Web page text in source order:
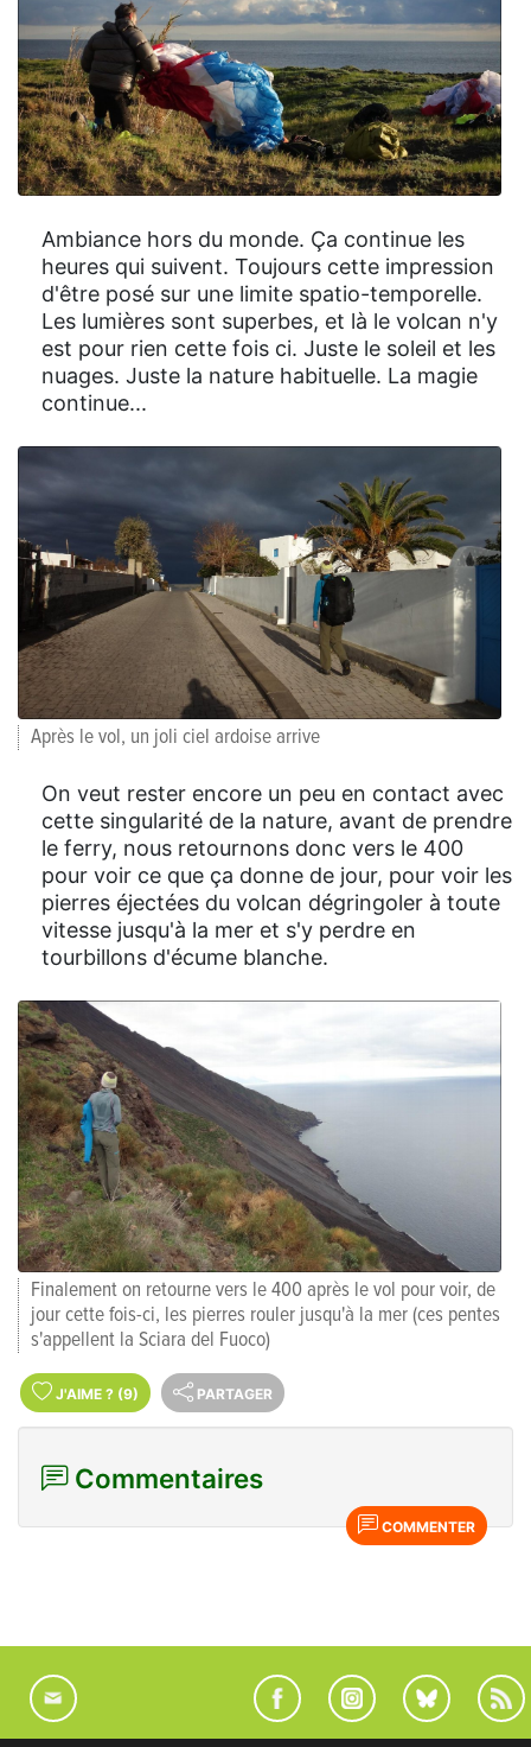
Ambiance hors du monde. Ça continue les
heures qui suivent. Toujours cette impression
d'être posé sur une limite spatio-temporelle.
Les lumières sont superbes, et là le volcan n'y
est pour rien cette fois ci. Juste le soleil et les
nuages. Juste la nature habituelle. La magie
continue...
Après le vol, un joli ciel ardoise arrive
On veut rester encore un peu en contact avec
cette singularité de la nature, avant de prendre
le ferry, nous retournons donc vers le 400
pour voir ce que ça donne de jour, pour voir les
pierres éjectées du volcan dégringoler à toute
vitesse jusqu'à la mer et s'y perdre en
tourbillons d'écume blanche.
Finalement on retourne vers le 400 après le vol pour voir, de
jour cette fois-ci, les pierres rouler jusqu'à la mer (ces pentes
s'appellent la Sciara del Fuoco)
J'AIME ? (9) PARTAGER
Commentaires
COMMENTER